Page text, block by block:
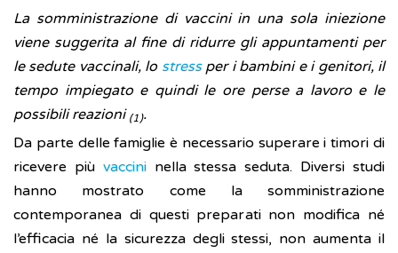
La somministrazione di vaccini in una sola iniezione
viene suggerita al fine di ridurre gli appuntamenti per
le sedute vaccinali, lo stressper i bambini e i genitori, il
tempo impiegato e quindi le ore perse a lavoro e le
possibili reazioni (1).
Da parte delle famiglie è necessario superare i timori di
ricevere più vaccininella stessa seduta. Diversi studi
hanno mostrato come la somministrazione
contemporanea di questi preparati non modifica né
l’efficacia né la sicurezza degli stessi, non aumenta il